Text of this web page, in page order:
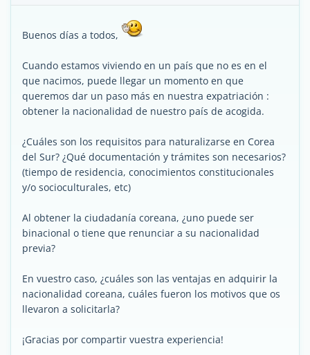
Buenos días a todos,
Cuando estamos viviendo en un país que no es en el
que nacimos, puede llegar un momento en que
queremos dar un paso más en nuestra expatriación :
obtener la nacionalidad de nuestro país de acogida.
¿Cuáles son los requisitos para naturalizarse en Corea
del Sur? ¿Qué documentación y trámites son necesarios?
(tiempo de residencia, conocimientos constitucionales
y/o socioculturales, etc)
Al obtener la ciudadanía coreana, ¿uno puede ser
binacional o tiene que renunciar a su nacionalidad
previa?
En vuestro caso, ¿cuáles son las ventajas en adquirir la
nacionalidad coreana, cuáles fueron los motivos que os
llevaron a solicitarla?
¡Gracias por compartir vuestra experiencia!